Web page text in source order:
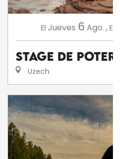
El Jueves 6 Ago. ,El
Stage de poterie
Uzech